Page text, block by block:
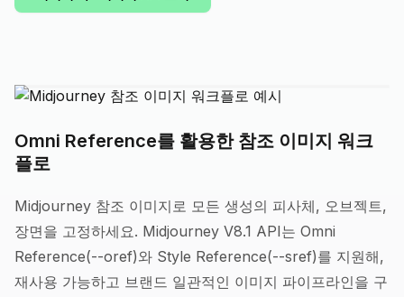
Omni Reference를 활용한 참조 이미지 워크
플로
Midjourney 참조 이미지로 모든 생성의 피사체, 오브젝트,
장면을 고정하세요. Midjourney V8.1 API는 Omni
Reference(--oref)와 Style Reference(--sref)를 지원해,
재사용 가능하고 브랜드 일관적인 이미지 파이프라인을 구